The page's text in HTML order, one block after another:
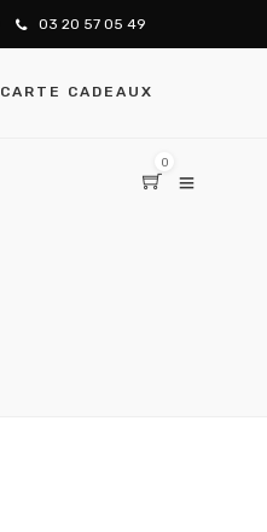
03 20 57 05 49
CARTE CADEAUX
0